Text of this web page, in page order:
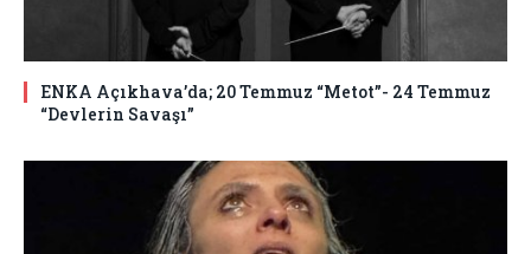
ENKA Açıkhava’da; 20 Temmuz “Metot”- 24 Temmuz
“Devlerin Savaşı”